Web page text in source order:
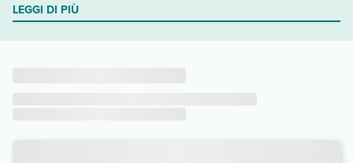
LEGGI DI PIÙ